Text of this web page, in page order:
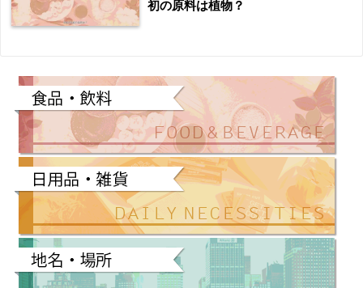
初の原料は植物？